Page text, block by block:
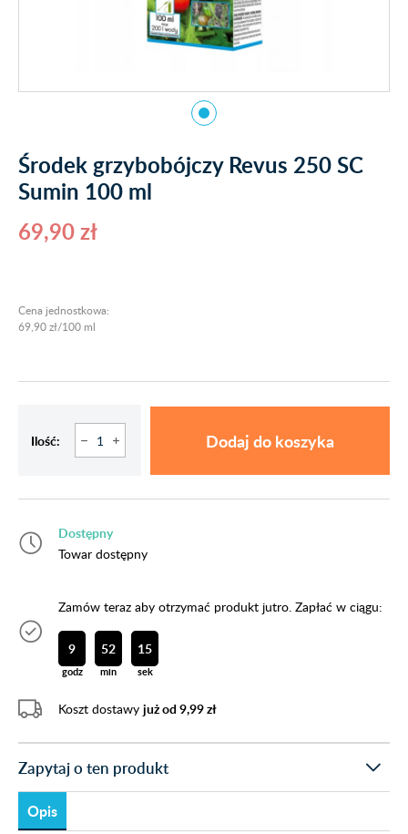
Środek grzybobójczy Revus 250 SC
Sumin 100 ml
69,90 zł
Cena jednostkowa:
69,90 zł/100 ml
Ilość: Dodaj do koszyka
Dostępny
Towar dostępny
Zamów teraz aby otrzymać produkt jutro. Zapłać w ciągu:
9
godz
52
min
14
sek
Koszt dostawy już od 9,99 zł
Zapytaj o ten produkt
Opis